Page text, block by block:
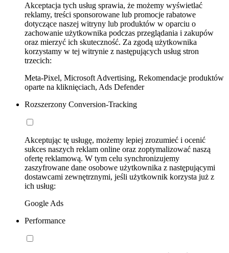
Akceptacja tych usług sprawia, że możemy wyświetlać
reklamy, treści sponsorowane lub promocje rabatowe
dotyczące naszej witryny lub produktów w oparciu o
zachowanie użytkownika podczas przeglądania i zakupów
oraz mierzyć ich skuteczność. Za zgodą użytkownika
korzystamy w tej witrynie z następujących usług stron
trzecich:
Meta-Pixel, Microsoft Advertising, Rekomendacje produktów
oparte na kliknięciach, Ads Defender
Rozszerzony Conversion-Tracking
Akceptując tę usługę, możemy lepiej zrozumieć i ocenić
sukces naszych reklam online oraz zoptymalizować naszą
ofertę reklamową. W tym celu synchronizujemy
zaszyfrowane dane osobowe użytkownika z następującymi
dostawcami zewnętrznymi, jeśli użytkownik korzysta już z
ich usług:
Google Ads
Performance